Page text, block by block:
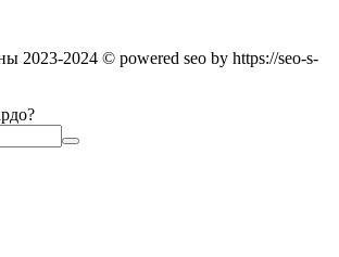
2023-2024 © powered seo by https://seo-s-